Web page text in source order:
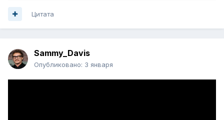
Цитата
Sammy_Davis
Опубликовано: 3 января